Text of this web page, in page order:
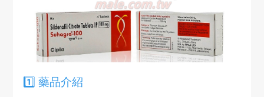
1️⃣ 藥品介紹